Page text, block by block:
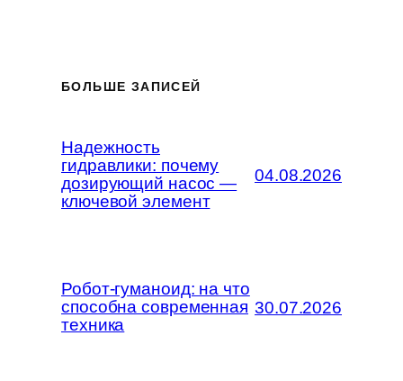
БОЛЬШЕ ЗАПИСЕЙ
Надежность
гидравлики: почему
дозирующий насос —
ключевой элемент
04.08.2026
Робот-гуманоид: на что
способна современная
техника
30.07.2026